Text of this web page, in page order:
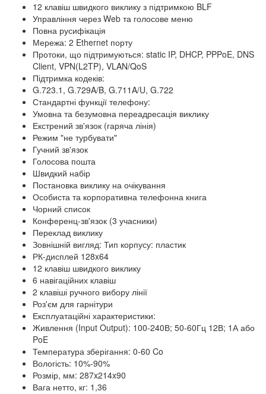
12 клавіш швидкого виклику з підтримкою BLF
Управління через Web та голосове меню
Повна русифікація
Мережа: 2 Ethernet порту
Протоки, що підтримуються: static IP, DHCP, PPPoE, DNS
Client, VPN(L2TP), VLAN/QoS
Підтримка кодеків:
G.723.1, G.729A/B, G.711A/U, G.722
Стандартні функції телефону:
Умовна та безумовна переадресація виклику
Екстрений зв'язок (гаряча лінія)
Режим "не турбувати"
Гучний зв'язок
Голосова пошта
Швидкий набір
Постановка виклику на очікування
Особиста та корпоративна телефонна книга
Чорний список
Конференц-зв'язок (3 учасники)
Переклад виклику
Зовнішній вигляд: Тип корпусу: пластик
РК-дисплей 128x64
12 клавіш швидкого виклику
6 навігаційних клавіш
2 клавіші ручного вибору лінії
Роз'єм для гарнітури
Експлуатаційні характеристики:
Живлення (Input Output): 100-240В; 50-60Гц 12В; 1А або
PoE
Температура зберігання: 0-60 Co
Вологість: 10%-90%
Розмір, мм: 287x214x90
Вага нетто, кг: 1,36